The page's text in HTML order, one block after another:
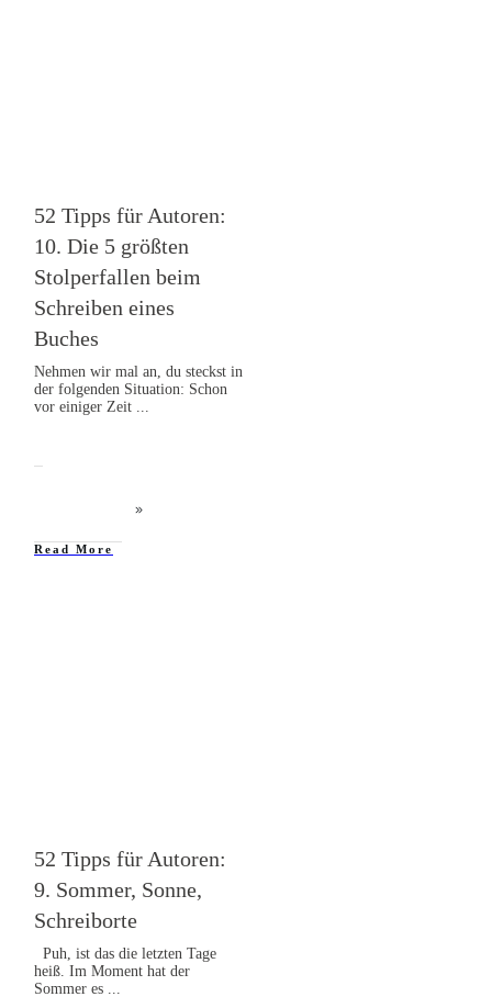
52 Tipps für Autoren:
10. Die 5 größten
Stolperfallen beim
Schreiben eines
Buches
Nehmen wir mal an, du steckst in
der folgenden Situation: Schon
vor einiger Zeit
Read More
52 Tipps für Autoren:
9. Sommer, Sonne,
Schreiborte
Puh, ist das die letzten Tage
heiß. Im Moment hat der
Sommer es